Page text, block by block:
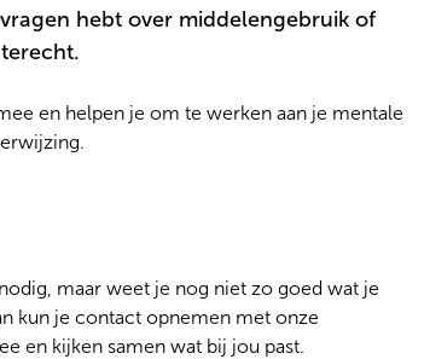
hebt over middelengebruik of
en helpen je om te werken aan je mentale
maar weet je nog niet zo goed wat je
kun je contact opnemen met onze
en kijken samen wat bij jou past.